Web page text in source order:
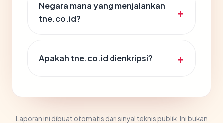
Negara mana yang menjalankan
tne.co.id?
Apakah tne.co.id dienkripsi?
Laporan ini dibuat otomatis dari sinyal teknis publik. Ini bukan